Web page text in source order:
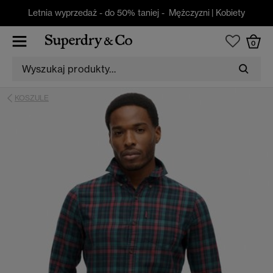
Letnia wyprzedaż - do 50% taniej - Mężczyzni | Kobiety
0
KOSZULE